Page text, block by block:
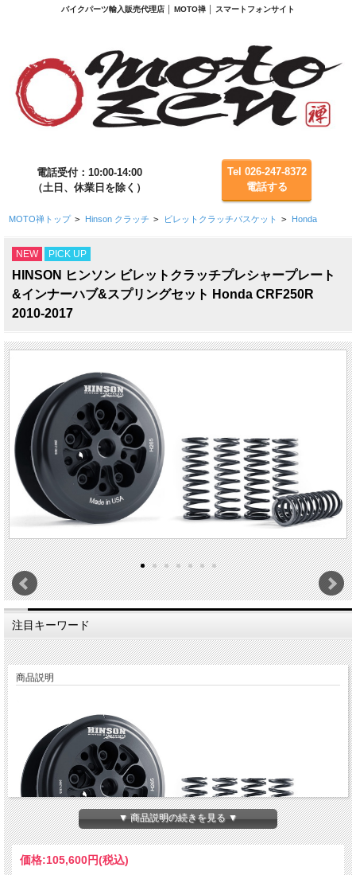
バイクパーツ輸入販売代理店 │ MOTO禅 │ スマートフォンサイト
電話受付：10:00-14:00
（土日、休業日を除く）
Tel 026-247-8372
電話する
MOTO禅トップ > Hinson クラッチ > ビレットクラッチバスケット > Honda
NEW PICK UP
HINSON ヒンソン ビレットクラッチプレシャープレート
&インナーハブ&スプリングセット Honda CRF250R
2010-2017
注目キーワード
商品説明
▼ 商品説明の続きを見る ▼
価格:105,600円(税込)